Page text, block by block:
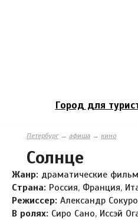
Город для
Петербург→ афиша → кино
Солнце
Жанр: драматические
Страна: Россия, Франция,
Режиссер: Александр
В ролях: Сиро Сано, Иссэй